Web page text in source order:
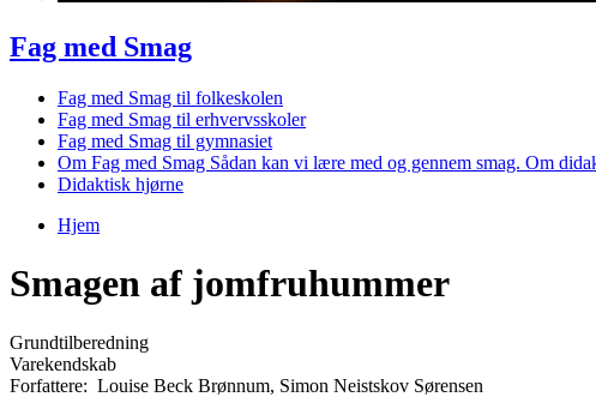
Fag med Smag
Fag med Smag til folkeskolen
Fag med Smag til erhvervsskoler
Fag med Smag til gymnasiet
Om Fag med Smag Sådan kan vi lære med og gennem smag. Om
Didaktisk hjørne
Hjem
Smagen af jomfruhummer
Grundtilberedning
Varekendskab
Forfattere: Louise Beck Brønnum, Simon Neistskov Sørensen